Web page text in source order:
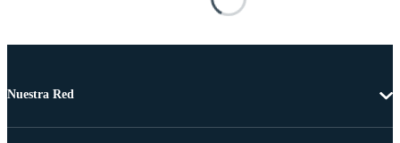
Nuestra Red